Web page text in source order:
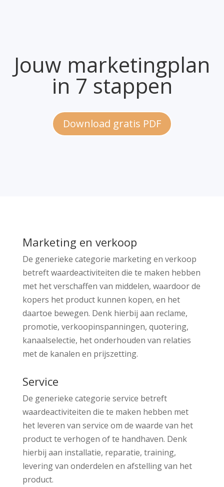
Jouw marketingplan
in 7 stappen
Download gratis PDF
Marketing en verkoop
De generieke categorie marketing en verkoop
betreft waardeactiviteiten die te maken hebben
met het verschaffen van middelen, waardoor de
kopers het product kunnen kopen, en het
daartoe bewegen. Denk hierbij aan reclame,
promotie, verkoopinspanningen, quotering,
kanaalselectie, het onderhouden van relaties
met de kanalen en prijszetting.
Service
De generieke categorie service betreft
waardeactiviteiten die te maken hebben met
het leveren van service om de waarde van het
product te verhogen of te handhaven. Denk
hierbij aan installatie, reparatie, training,
levering van onderdelen en afstelling van het
product.